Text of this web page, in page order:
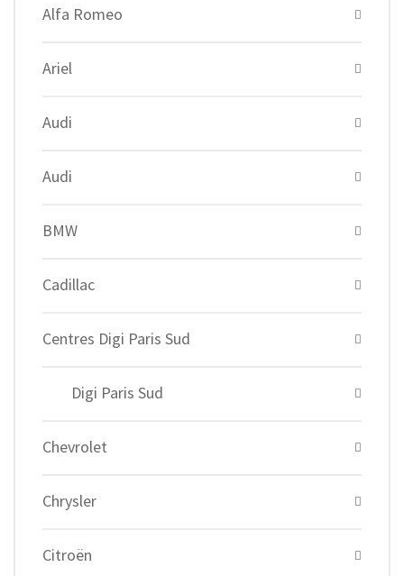
Alfa Romeo
Ariel
Audi
Audi
BMW
Cadillac
Centres Digi Paris Sud
Digi Paris Sud
Chevrolet
Chrysler
Citroën